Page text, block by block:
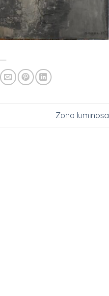
Zona luminosa